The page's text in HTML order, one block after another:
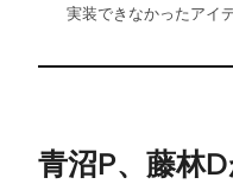
実装できなかったアイ
青沼P、藤林